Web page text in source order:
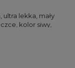
ultra lekka, mały
kolor siwy,